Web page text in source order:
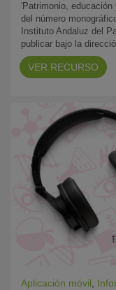
'Patrimonio,
del número
Instituto Andaluz del
publicar bajo la
VER RECURSO
Aplicación móvil,